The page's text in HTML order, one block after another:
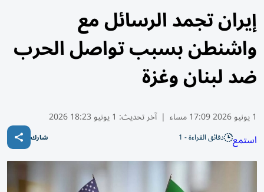
إيران تجمد الرسائل مع
واشنطن بسبب تواصل الحرب
ضد لبنان وغزة
1 يونيو 2026 17:09 مساء | آخر تحديث: 1 يونيو 18:23 2026
استمع دقائق القراءة - 1 شارك